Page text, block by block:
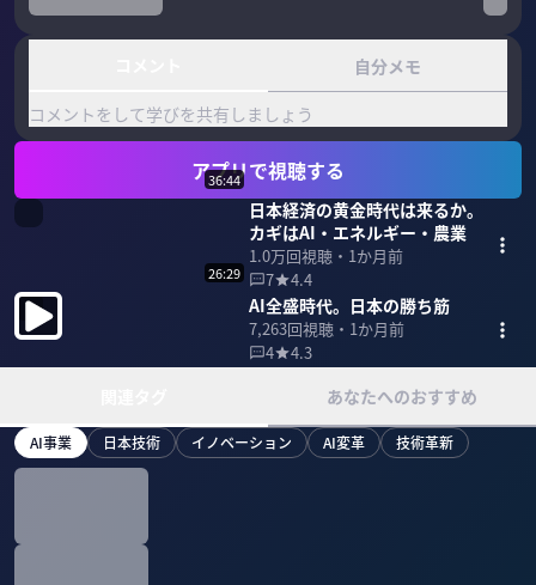
自分メモ
コメントをして学びを共有しましょう
アプリで視聴する
36:44
日本経済の黄金時代は来るか。
カギはAI・エネルギー・農業
1.0万回視聴・ 1か月前
7
4.4
26:29
AI全盛時代。日本の勝ち筋
7,263回視聴・ 1か月前
4
4.3
あなたへのおすすめ
AI事業 日本技術 イノベーション AI変革 技術革新